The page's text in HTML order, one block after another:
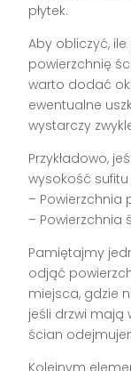
płytek.
Aby obliczyć,
powierzchnię
warto dodać
ewentualne
wystarczy
Przykładowo,
wysokość sufitu
– Powierzchnia
– Powierzchnia
Pamiętajmy
odjąć
miejsca, gdzie
jeśli drzwi mają
ścian
Kolejnym